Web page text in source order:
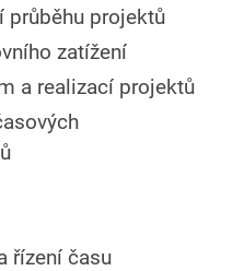
průběhu projektů
zatížení
a realizací projektů
řízení času